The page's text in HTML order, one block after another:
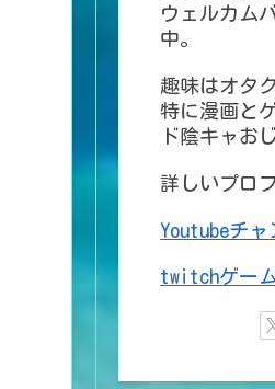
ウェルカム
中。
趣味はオタ
特に漫画と
ド陰キャお
詳しいプロ
Youtubeチ
twitchゲー